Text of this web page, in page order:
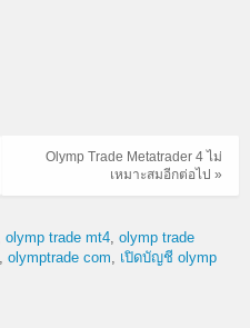
Olymp Trade Metatrader 4 ไม่
เหมาะสมอีกต่อไป »
olymp trade mt4 olymp trade
olymptrade com
เปิดบัญชี olymp